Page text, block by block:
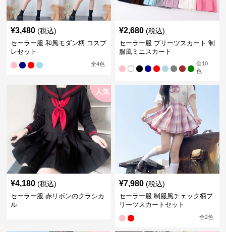
¥3,480 (税込)
セーラー服 和風モダン柄 コスプ
レセット
全4色
¥2,680 (税込)
セーラー服 プリーツスカート 制
服風ミニスカート
全10
色
人気
¥4,180 (税込)
セーラー服 赤リボンのクラシカ
ル
¥7,980 (税込)
セーラー服 制服風チェック柄プ
リーツスカートセット
全2色